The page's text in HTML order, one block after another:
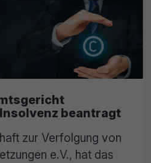
beantragt
zur Verfolgung von
e.V., hat das